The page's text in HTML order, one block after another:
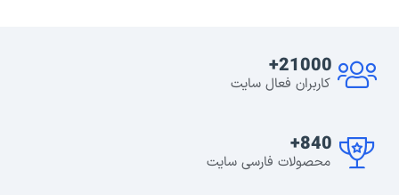
21000+
کاربران فعال سایت
840+
محصولات فارسی سایت